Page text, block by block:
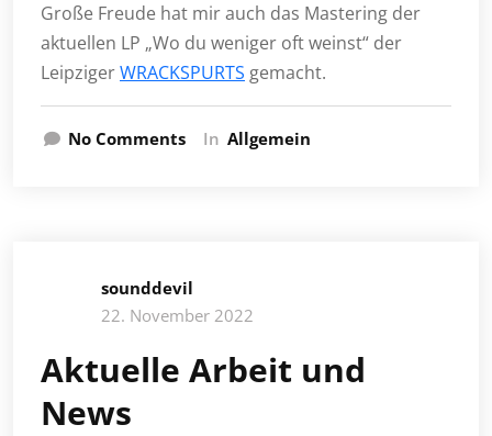
Große Freude hat mir auch das Mastering der
aktuellen LP „Wo du weniger oft weinst“ der
LeipzigerWRACKSPURTS gemacht.
No Comments In Allgemein
sounddevil
22. November 2022
Aktuelle Arbeit und
News